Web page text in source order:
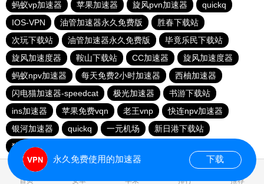
蚂蚁vp加速器
苹果加速器 旋风pvn加速器
quickq
IOS-VPN
油管加速器永久免费版
胜春下载站
次玩下载站
油管加速器永久免费版
毕竟乐民下载站
旋风加速度器
鞍山下载站 CC加速器
旋风加速度器
蚂蚁npv加速器
每天免费2小时加速器
西柚加速器
闪电猫加速器-speedcat
极光加速器
书游下载站
ins加速器
苹果免费vqn 老王vnp
快连npv加速器
银河加速器
quickq 一元机场
新日港下载站
猎豹加速器
首页 安卓 苹果 排行 推荐
永久免费使用的加速器 下载